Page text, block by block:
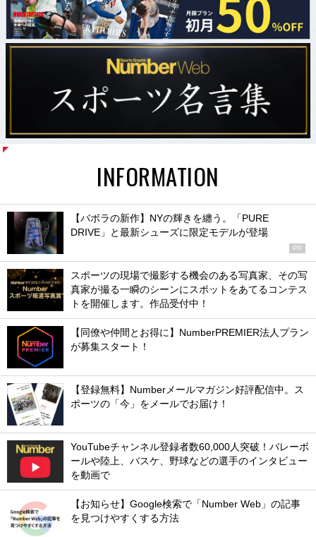
INFORMATION
【バボラの新作】NYの輝きを纏う。「PURE
DRIVE」と最新シューズに限定モデルが登場
PR
スポーツの現場で撮影する機会のある写真家、その写
真家が撮る一瞬のシーンにスポットをあてるコンテス
トを開催します。作品受付中！
【同僚や仲間とお得に】NumberPREMIER法人プラン
が募集スタート！
【登録無料】Numberメールマガジン好評配信中。ス
ポーツの「今」をメールでお届け！
YouTubeチャンネル登録者数60,000人突破！バレーボ
ールや陸上、バスケ、野球などの選手のインタビュー
を動画で
【お知らせ】Google検索で「Number Web」の記事
を見つけやすくする方法